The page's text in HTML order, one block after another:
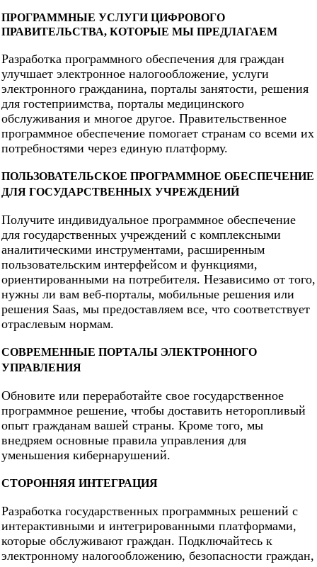
ПРОГРАММНЫЕ УСЛУГИ ЦИФРОВОГО
ПРАВИТЕЛЬСТВА, КОТОРЫЕ МЫ ПРЕДЛАГАЕМ
Разработка программного обеспечения для граждан
улучшает электронное налогообложение, услуги
электронного гражданина, порталы занятости, решения
для гостеприимства, порталы медицинского
обслуживания и многое другое. Правительственное
программное обеспечение помогает странам со всеми их
потребностями через единую платформу.
ПОЛЬЗОВАТЕЛЬСКОЕ ПРОГРАММНОЕ ОБЕСПЕЧЕНИЕ
ДЛЯ ГОСУДАРСТВЕННЫХ УЧРЕЖДЕНИЙ
Получите индивидуальное программное обеспечение
для государственных учреждений с комплексными
аналитическими инструментами, расширенным
пользовательским интерфейсом и функциями,
ориентированными на потребителя. Независимо от того,
нужны ли вам веб-порталы, мобильные решения или
решения Saas, мы предоставляем все, что соответствует
отраслевым нормам.
СОВРЕМЕННЫЕ ПОРТАЛЫ ЭЛЕКТРОННОГО
УПРАВЛЕНИЯ
Обновите или переработайте свое государственное
программное решение, чтобы доставить неторопливый
опыт гражданам вашей страны. Кроме того, мы
внедряем основные правила управления для
уменьшения кибернарушений.
СТОРОННЯЯ ИНТЕГРАЦИЯ
Разработка государственных программных решений с
интерактивными и интегрированными платформами,
которые обслуживают граждан. Подключайтесь к
электронному налогообложению, безопасности граждан,